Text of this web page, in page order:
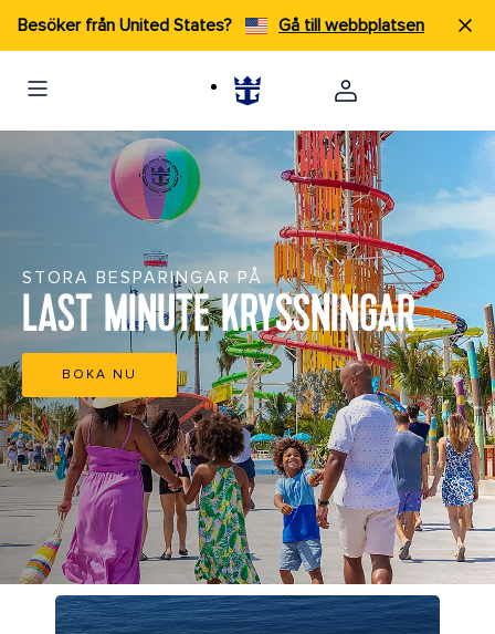
Besöker från United States? Gå till webbplatsen
STORA BESPARINGAR PÅ
LAST MINUTE KRYSSNINGAR
BOKA NU